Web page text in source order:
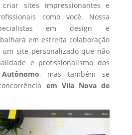
criar sites impressionantes e
como você. Nossa
em design e
em estreita colaboração
site personalizado que não
e profissionalismo dos
Autônomo, mas também se
em Vila Nova de